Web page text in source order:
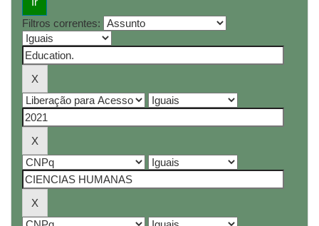
Filtros correntes: